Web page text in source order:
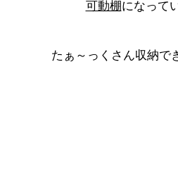
可動棚になって
たぁ～っくさん収納で